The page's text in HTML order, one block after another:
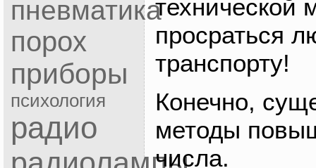
пневматика
порох
приборы
психология
радио
технической
просраться
транспорту!
Конечно,
методы
числа.